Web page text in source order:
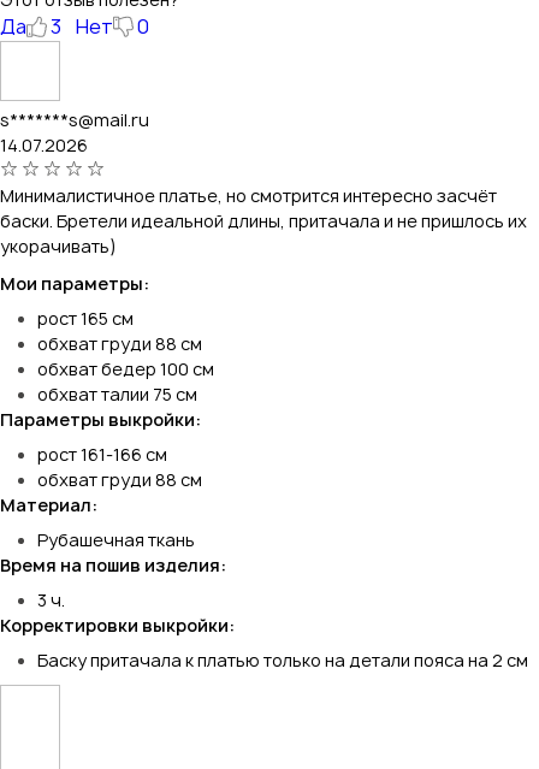
Да 3 Нет 0
s*******s@mail.ru
14.07.2026
Минималистичное платье, но смотрится интересно засчёт
баски. Бретели идеальной длины, притачала и не пришлось их
укорачивать)
Мои параметры:
рост 165 см
обхват груди 88 см
обхват бедер 100 см
обхват талии 75 см
Параметры выкройки:
рост 161-166 см
обхват груди 88 см
Материал:
Рубашечная ткань
Время на пошив изделия:
3 ч.
Корректировки выкройки:
Баску притачала к платью только на детали пояса на 2 см